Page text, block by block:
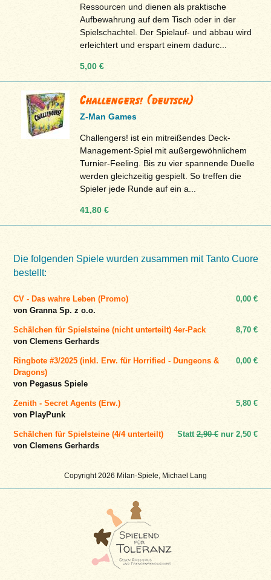
Copyright 2026 Milan-Spiele, Michael Lang
Ressourcen und dienen als praktische
Aufbewahrung auf dem Tisch oder in der
Spielschachtel. Der Spielauf- und abbau wird
erleichtert und erspart einem dadurc...
5,00 €
Challengers! (deutsch)
Z-Man Games
Challengers! ist ein mitreißendes Deck-
Management-Spiel mit außergewöhnlichem
Turnier-Feeling. Bis zu vier spannende Duelle
werden gleichzeitig gespielt. So treffen die
Spieler jede Runde auf ein a...
41,80 €
Die folgenden Spiele wurden zusammen mit Tanto Cuore
bestellt:
CV - Das wahre Leben (Promo)
von Granna Sp. z o.o.
0,00 €
Schälchen für Spielsteine (nicht unterteilt) 4er-Pack
von Clemens Gerhards
8,70 €
Ringbote #3/2025 (inkl. Erw. für Horrified - Dungeons &
Dragons)
von Pegasus Spiele
0,00 €
Zenith - Secret Agents (Erw.)
von PlayPunk
5,80 €
Schälchen für Spielsteine (4/4 unterteilt)
von Clemens Gerhards
Statt2,90 €nur 2,50 €